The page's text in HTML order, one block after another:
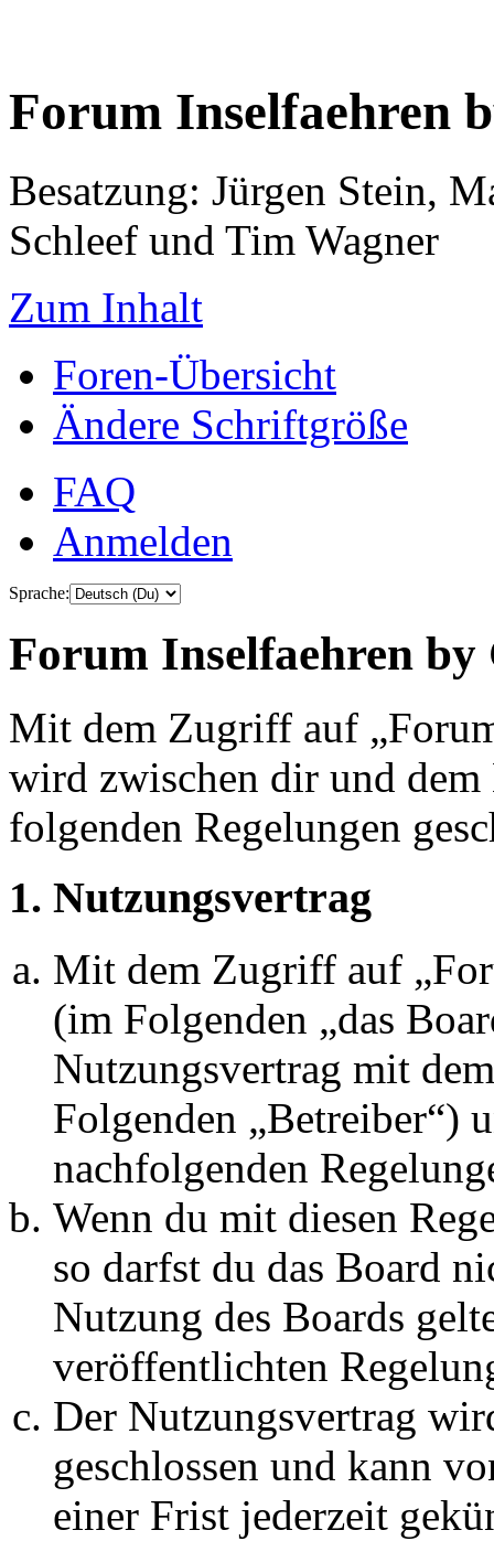
Forum Inselfaehren
Besatzung: Jürgen Stein,
Schleef und Tim Wagner
Zum Inhalt
Foren-Übersicht
Ändere Schriftgröße
FAQ
Anmelden
Sprache:
Forum Inselfaehren
Mit dem Zugriff auf
wird zwischen dir und
folgenden Regelungen
1. Nutzungsvertrag
Mit dem Zugriff auf
(im Folgenden „das
Nutzungsvertrag mit
Folgenden „Betreiber“)
nachfolgenden
Wenn du mit diesen
so darfst du das Board
Nutzung des Boards
veröffentlichten
Der Nutzungsvertrag
geschlossen und kann
einer Frist jederzeit